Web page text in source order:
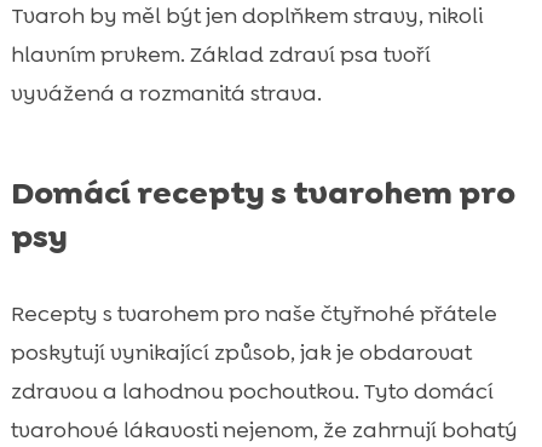
Tvaroh by měl být jen doplňkem stravy, nikoli
hlavním prvkem. Základ zdraví psa tvoří
vyvážená a rozmanitá strava.
Domácí recepty s tvarohem pro
psy
Recepty s tvarohem pro naše čtyřnohé přátele
poskytují vynikající způsob, jak je obdarovat
zdravou a lahodnou pochoutkou. Tyto domácí
tvarohové lákavosti nejenom, že zahrnují bohatý